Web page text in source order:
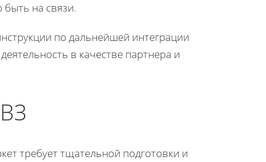
на связи.
по дальнейшей интеграции
в качестве партнера и
требует тщательной подготовки и